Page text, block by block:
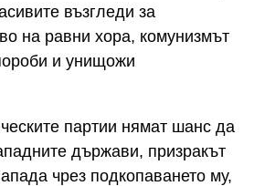
възгледи за
на равни хора, комунизмът
и унищожи
партии нямат шанс да
държави, призракът
чрез подкопаването му,